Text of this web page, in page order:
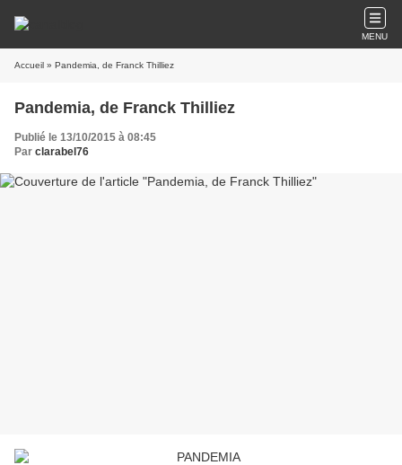
MENU
Accueil » Pandemia, de Franck Thilliez
Pandemia, de Franck Thilliez
Publié le 13/10/2015 à 08:45
Par clarabel76